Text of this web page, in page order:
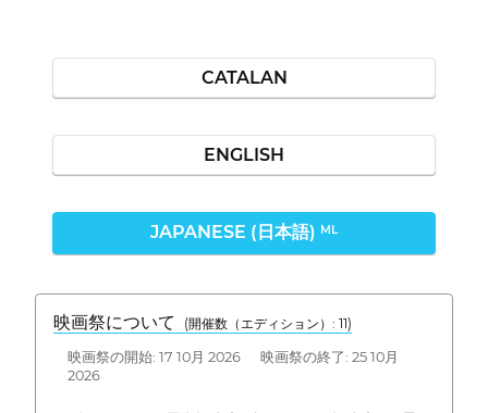
CATALAN
ENGLISH
JAPANESE (日本語) ML
映画祭について (開催数（エディション）: 11)
映画祭の開始: 17 10月 2026 映画祭の終了: 25 10月
2026